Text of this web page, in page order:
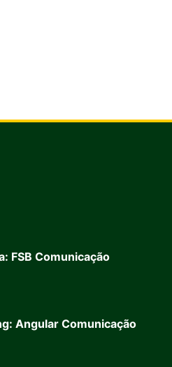
FSB Comunicação
Angular Comunicação